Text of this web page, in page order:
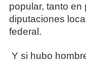
popular, tanto en
diputaciones
federal.
Y si hubo